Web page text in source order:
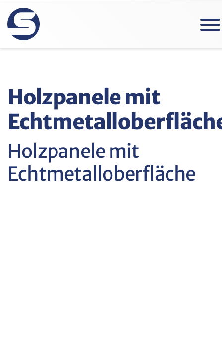
Holzpanele mit
Holzpanele mit
Echtmetalloberfläche